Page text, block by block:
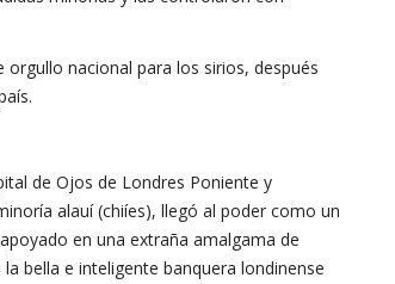
nacional para los sirios, después
de Ojos de Londres Poniente y
alauí (chiíes), llegó al poder como un
en una extraña amalgama de
bella e inteligente banquera londinense